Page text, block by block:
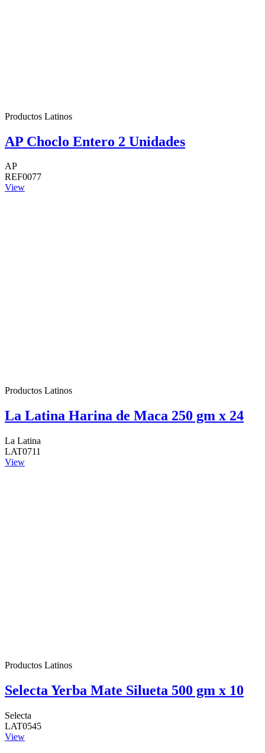
Productos Latinos
AP Choclo Entero 2 Unidades
AP
REF0077
View
Productos Latinos
La Latina Harina de Maca 250 gm x 24
La Latina
LAT0711
View
Productos Latinos
Selecta Yerba Mate Silueta 500 gm x 10
Selecta
LAT0545
View